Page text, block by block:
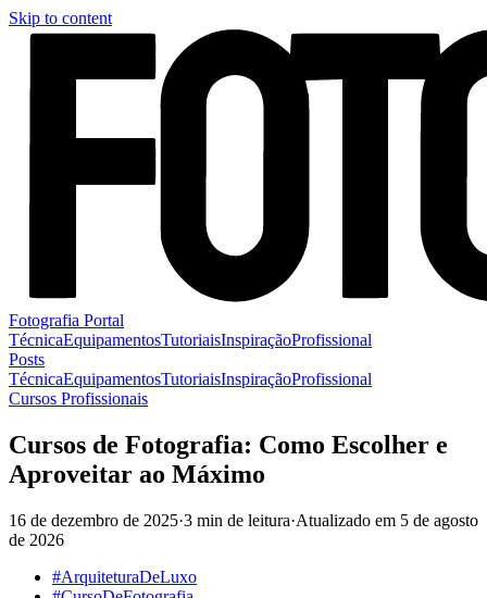
Skip to content
Fotografia Portal
TécnicaEquipamentosTutoriaisInspiraçãoProfissional
Posts
TécnicaEquipamentosTutoriaisInspiraçãoProfissional
Cursos Profissionais
Cursos de Fotografia: Como Escolher e
Aproveitar ao Máximo
16 de dezembro de 2025·3 min de leitura·Atualizado em 5 de agosto
de 2026
#ArquiteturaDeLuxo